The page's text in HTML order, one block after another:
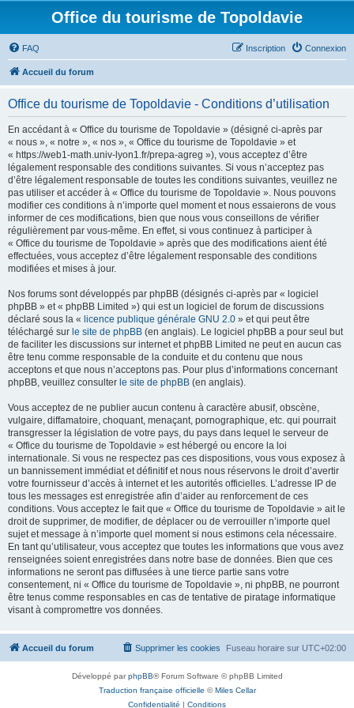
Office du tourisme de Topoldavie
FAQ Connexion
Inscription
Accueil du forum
Office du tourisme de Topoldavie - Conditions d’utilisation
En accédant à « Office du tourisme de Topoldavie » (désigné ci-après par
« nous », « notre », « nos », « Office du tourisme de Topoldavie » et
« https://web1-math.univ-lyon1.fr/prepa-agreg »), vous acceptez d’être
légalement responsable des conditions suivantes. Si vous n’acceptez pas
d’être légalement responsable de toutes les conditions suivantes, veuillez ne
pas utiliser et accéder à « Office du tourisme de Topoldavie ». Nous pouvons
modifier ces conditions à n’importe quel moment et nous essaierons de vous
informer de ces modifications, bien que nous vous conseillons de vérifier
régulièrement par vous-même. En effet, si vous continuez à participer à
« Office du tourisme de Topoldavie » après que des modifications aient été
effectuées, vous acceptez d’être légalement responsable des conditions
modifiées et mises à jour.
Nos forums sont développés par phpBB (désignés ci-après par « logiciel
phpBB » et « phpBB Limited ») qui est un logiciel de forum de discussions
déclaré sous la « licence publique générale GNU 2.0 » et qui peut être
téléchargé sur le site de phpBB (en anglais). Le logiciel phpBB a pour seul but
de faciliter les discussions sur internet et phpBB Limited ne peut en aucun cas
être tenu comme responsable de la conduite et du contenu que nous
acceptons et que nous n’acceptons pas. Pour plus d’informations concernant
phpBB, veuillez consulter le site de phpBB (en anglais).
Vous acceptez de ne publier aucun contenu à caractère abusif, obscène,
vulgaire, diffamatoire, choquant, menaçant, pornographique, etc. qui pourrait
transgresser la législation de votre pays, du pays dans lequel le serveur de
« Office du tourisme de Topoldavie » est hébergé ou encore la loi
internationale. Si vous ne respectez pas ces dispositions, vous vous exposez à
un bannissement immédiat et définitif et nous nous réservons le droit d’avertir
votre fournisseur d’accès à internet et les autorités officielles. L’adresse IP de
tous les messages est enregistrée afin d’aider au renforcement de ces
conditions. Vous acceptez le fait que « Office du tourisme de Topoldavie » ait le
droit de supprimer, de modifier, de déplacer ou de verrouiller n’importe quel
sujet et message à n’importe quel moment si nous estimons cela nécessaire.
En tant qu’utilisateur, vous acceptez que toutes les informations que vous avez
renseignées soient enregistrées dans notre base de données. Bien que ces
informations ne seront pas diffusées à une tierce partie sans votre
consentement, ni « Office du tourisme de Topoldavie », ni phpBB, ne pourront
être tenus comme responsables en cas de tentative de piratage informatique
visant à compromettre vos données.
Accueil du forum Fuseau horaire sur UTC+02:00
Supprimer les cookies
Développé parphpBB® Forum Software © phpBB Limited
Traduction française officielle ©Miles Cellar
Confidentialité | Conditions